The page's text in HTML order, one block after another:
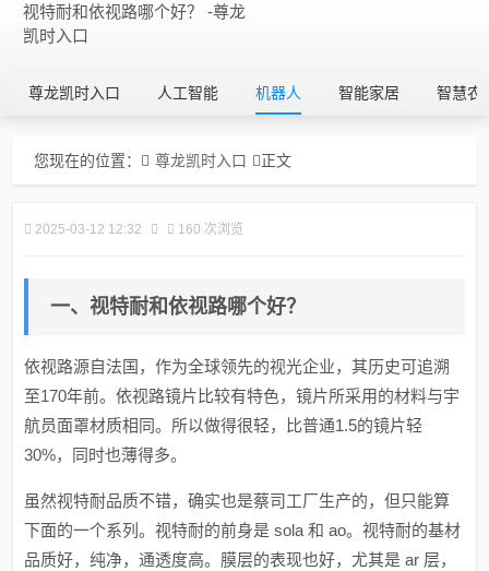
视特耐和依视路哪个好？ -尊龙
凯时入口
尊龙凯时入口 人工智能 机器人 智能家居 智慧农
您现在的位置： 尊龙凯时入口 正文
2025-03-12 12:32 160 次浏览
一、视特耐和依视路哪个好？
依视路源自法国，作为全球领先的视光企业，其历史可追溯
至170年前。依视路镜片比较有特色，镜片所采用的材料与宇
航员面罩材质相同。所以做得很轻，比普通1.5的镜片轻
30%，同时也薄得多。
虽然视特耐品质不错，确实也是蔡司工厂生产的，但只能算
下面的一个系列。视特耐的前身是 sola 和 ao。视特耐的基材
品质好，纯净，通透度高。膜层的表现也好，尤其是 ar 层，